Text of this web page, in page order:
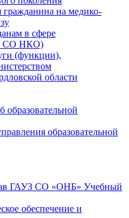
на медико-
в сфере
СО НКО)
(функции),
области
образовательной
образовательной
ГАУЗ СО «ОНБ» Учебный
обеспечение и